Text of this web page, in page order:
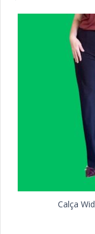
Calça